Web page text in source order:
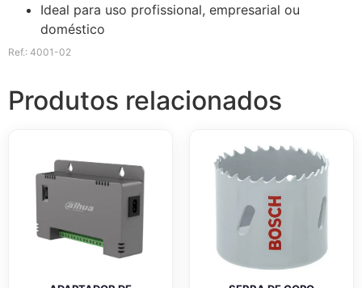
Ideal para uso profissional, empresarial ou
doméstico
Ref.: 4001-02
Produtos relacionados